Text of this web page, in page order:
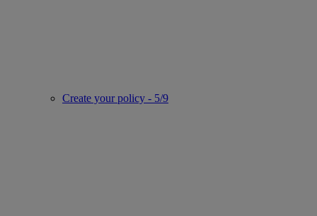
Create your policy - 5/9